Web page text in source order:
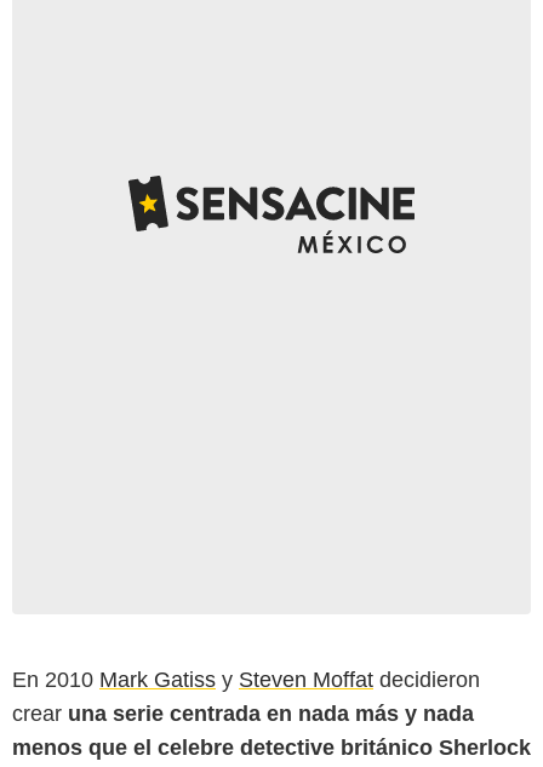
En 2010 Mark Gatiss y Steven Moffat decidieron
crear una serie centrada en nada más y nada
menos que el celebre detective británico Sherlock
IMDb